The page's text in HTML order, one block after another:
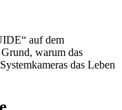
auf dem
warum das
das Leben